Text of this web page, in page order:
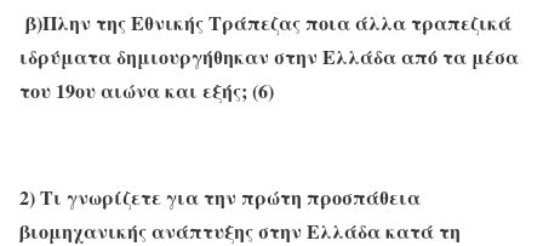
β)Πλην της Εθνικής Τράπεζας ποια άλλα τραπεζικά
ιδρύματα δημιουργήθηκαν στην Ελλάδα από τα μέσα
του 19ου αιώνα και εξής; (6)
2) Τι γνωρίζετε για την πρώτη προσπάθεια
βιομηχανικής ανάπτυξης στην Ελλάδα κατά τη